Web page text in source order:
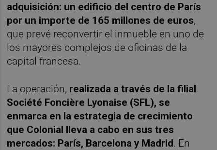
adquisición: un edificio del centro de París
por un importe de 165 millones de euros,
que prevé reconvertir el inmueble en uno de
los mayores complejos de oficinas de la
capital francesa.
La operación, realizada a través de la filial
Société Foncière Lyonaise (SFL), se
enmarca en la estrategia de crecimiento
que Colonial lleva a cabo en sus tres
mercados: París, Barcelona y Madrid. En